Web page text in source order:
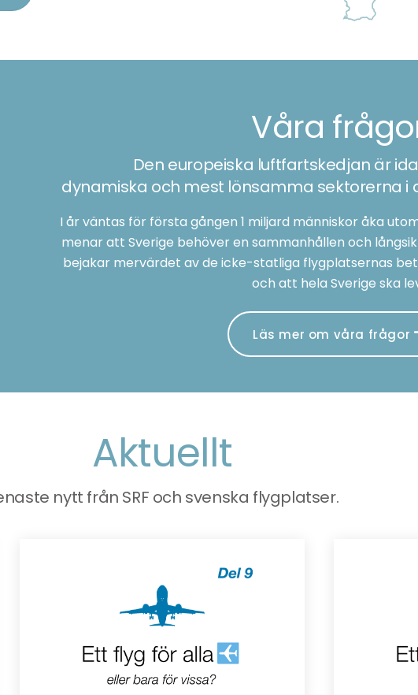
Våra
Den europeiska luftfartskedjan är
dynamiska och mest lönsamma sektorerna i
I år väntas för första gången 1 miljard människor åka
menar att Sverige behöver en sammanhållen och
bejakar mervärdet av de icke-statliga flygplatsernas
och att hela Sverige ska
Läs mer om våra frågor
Aktuellt
nytt från SRF och svenska flygplatser.